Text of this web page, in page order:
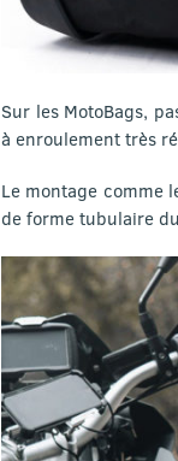
Sur les MotoBags,
à enroulement très
Le montage comme
de forme tubulaire